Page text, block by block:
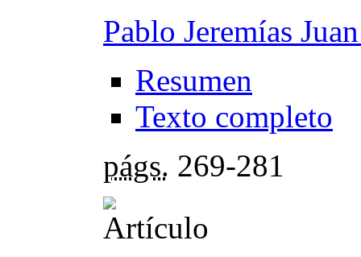
Pablo Jeremías
Resumen
Texto completo
págs. 269-281